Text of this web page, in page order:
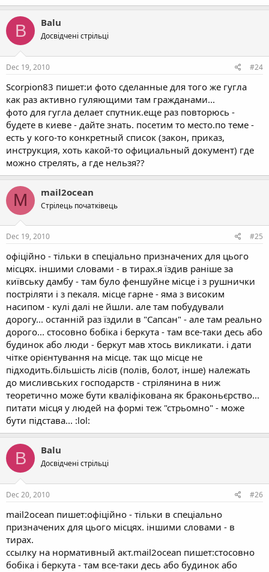
B Balu
Досвідчені стрільці
Dec 19, 2010 #24
Scorpion83 пишет:и фото сделанные для того же гугла
как раз активно гуляющими там гражданами...
фото для гугла делает спутник.еще раз повторюсь -
будете в киеве - дайте знать. посетим то место.по теме -
есть у кого-то конкретный список (закон, приказ,
инструкция, хоть какой-то официальный документ) где
можно стрелять, а где нельзя??
M mail2ocean
Стрілець початківець
Dec 19, 2010 #25
офіційно - тільки в спеціально призначених для цього
місцях. іншими словами - в тирах.я їздив раніше за
київську дамбу - там було феншуйне місце і з рушнички
постріляти і з пекаля. місце гарне - яма з високим
насипом - кулі далі не йшли. але там побудували
дорогу... останній раз їздили в "Сапсан" - але там реально
дорого... стосовно бобіка і беркута - там все-таки десь або
будинок або люди - беркут мав хтось викликати. і дати
чітке орієнтування на місце. так що місце не
підходить.більшість лісів (полів, болот, інше) належать
до мисливських господарств - стрілянина в ниж
теоретично може бути кваліфікована як браконьєрство...
питати місця у людей на формі теж "стрьомно" - може
бути підстава... :lol:
B Balu
Досвідчені стрільці
Dec 20, 2010 #26
mail2ocean пишет:офіційно - тільки в спеціально
призначених для цього місцях. іншими словами - в
тирах.
ссылку на нормативный акт.mail2ocean пишет:стосовно
бобіка і беркута - там все-таки десь або будинок або